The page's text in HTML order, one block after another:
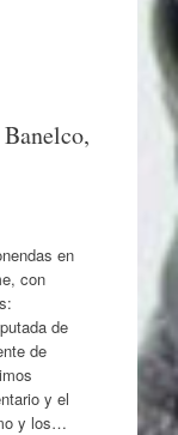
en
con
de
de
y el
y los…